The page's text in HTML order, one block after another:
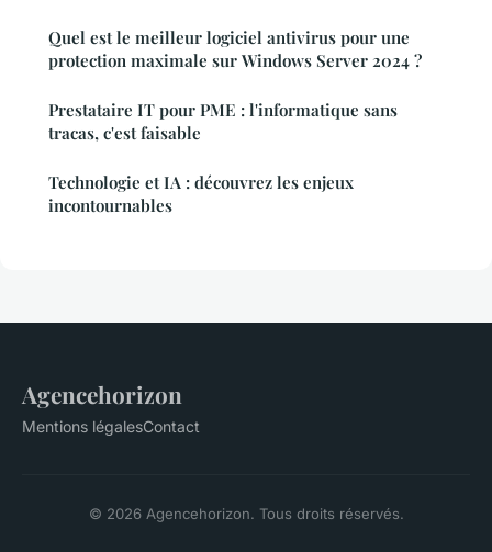
Quel est le meilleur logiciel antivirus pour une
protection maximale sur Windows Server 2024 ?
Prestataire IT pour PME : l'informatique sans
tracas, c'est faisable
Technologie et IA : découvrez les enjeux
incontournables
Agencehorizon
Mentions légalesContact
© 2026 Agencehorizon. Tous droits réservés.